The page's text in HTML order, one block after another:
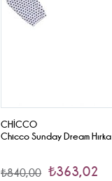
CHICCO
Chicco Sunday Dream Hırka
₺363,02
₺840,00